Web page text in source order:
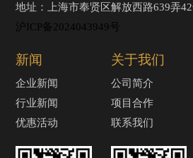
地址：上海市奉贤区解放西路639弄
沪ICP备2024043949号
新闻
企业新闻
行业新闻
优惠活动
关于我们
公司简介
项目合作
联系我们